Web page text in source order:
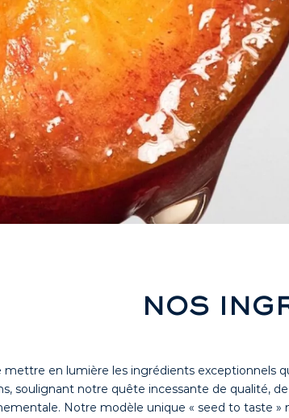
NOS
mettre en lumière les ingrédients exceptionnels
soulignant notre quête incessante de qualité,
Notre modèle unique « seed to taste »